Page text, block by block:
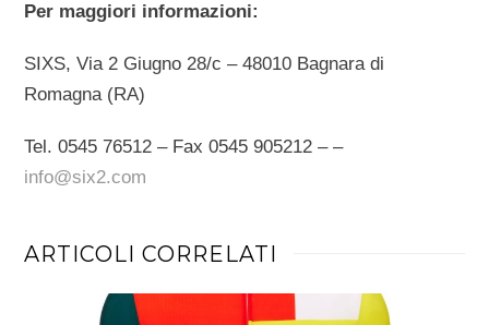
Per maggiori informazioni:
SIXS, Via 2 Giugno 28/c – 48010 Bagnara di
Romagna (RA)
Tel. 0545 76512 – Fax 0545 905212 – –
info@six2.com
ARTICOLI CORRELATI